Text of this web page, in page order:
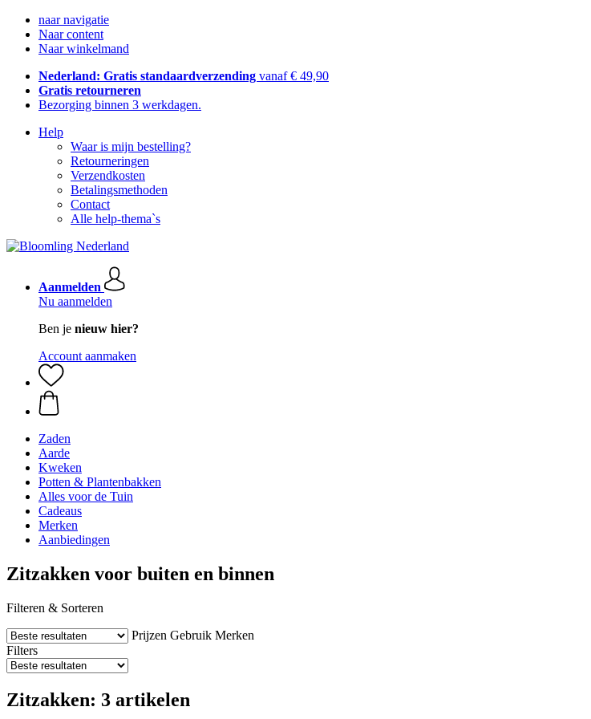
naar navigatie
Naar content
Naar winkelmand
Nederland: Gratis standaardverzending vanaf € 49,90
Gratis retourneren
Bezorging binnen 3 werkdagen.
Help
Waar is mijn bestelling?
Retourneringen
Verzendkosten
Betalingsmethoden
Contact
Alle help-thema`s
Aanmelden
Nu aanmelden
Ben je nieuw hier?
Account aanmaken
Zaden
Aarde
Kweken
Potten & Plantenbakken
Alles voor de Tuin
Cadeaus
Merken
Aanbiedingen
Zitzakken voor buiten en binnen
Filteren & Sorteren
Prijzen Gebruik Merken
Filters
Zitzakken: 3 artikelen